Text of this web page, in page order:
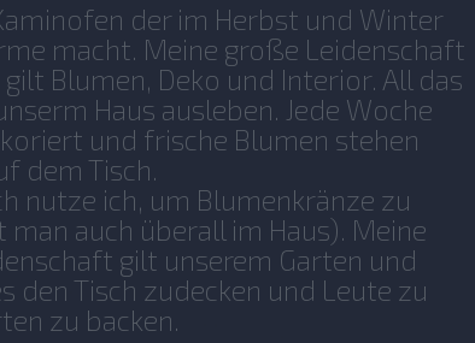
der im Herbst und Winter
macht. Meine große Leidenschaft
Blumen, Deko und Interior. All das
Haus ausleben. Jede Woche
und frische Blumen stehen
dem Tisch.
nutze ich, um Blumenkränze zu
auch überall im Haus). Meine
gilt unserem Garten und
den Tisch zudecken und Leute zu
zu backen.